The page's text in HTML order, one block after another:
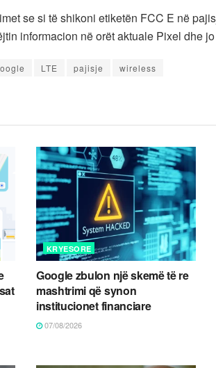
se si të shikoni etiketën FCC E në
informacion në orët aktuale Pixel dhe
LTE pajisje wireless
KRYESORE
Google zbulon një skemë të re
mashtrimi që synon
institucionet financiare
07/08/2026